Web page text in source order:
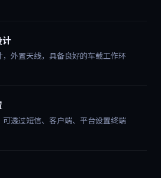
计
外置天线，具备良好的车载工作环
透过短信、客户端、平台设置终端